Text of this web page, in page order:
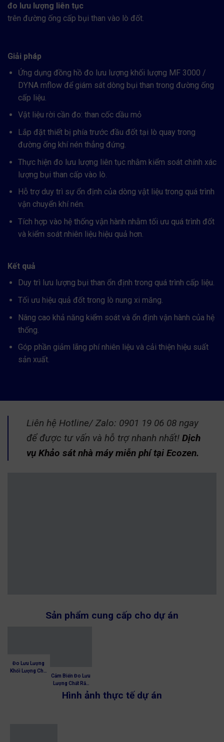
đo lưu lượng liên tục
trên đường ống cấp bụi than vào lò đốt.
Giải pháp
Ứng dụng đồng hồ đo lưu lượng khối lượng MF 3000 /
DYNA mflow để giám sát dòng bụi than trong đường ống
cấp liệu.
Vật liệu rời cần đo: than cốc dầu mỏ
Lắp đặt thiết bị phía trước đầu đốt tại lò quay trong
đường ống khí nén thẳng đứng.
Thực hiện đo lưu lượng liên tục nhằm kiểm soát chính xác
lượng bụi than cấp vào lò.
Hỗ trợ duy trì sự ổn định của dòng vật liệu trong quá trình
vận chuyển khí nén.
Tích hợp vào hệ thống vận hành nhằm tối ưu quá trình đốt
và kiểm soát nhiên liệu hiệu quả hơn.
Kết quả
Duy trì lưu lượng bụi than ổn định trong quá trình cấp liệu.
Tối ưu hiệu quả đốt trong lò nung xi măng.
Nâng cao khả năng kiểm soát và ổn định vận hành của hệ
thống.
Góp phần giảm lãng phí nhiên liệu và cải thiện hiệu suất
sản xuất.
Liên hệ Hotline/ Zalo: 0901 19 06 08 ngay
để được tư vấn và hỗ trợ nhanh nhất! Dịch
vụ Khảo sát nhà máy miễn phí tại Ecozen.
Sản phẩm cung cấp cho dự án
Đo Lưu Lượng
Khối Lượng Cho
Cảm Biến Đo Lưu
Lượng Chất Rắn
Mutec
(DYNAmflow –
Hình ảnh thực tế dự án